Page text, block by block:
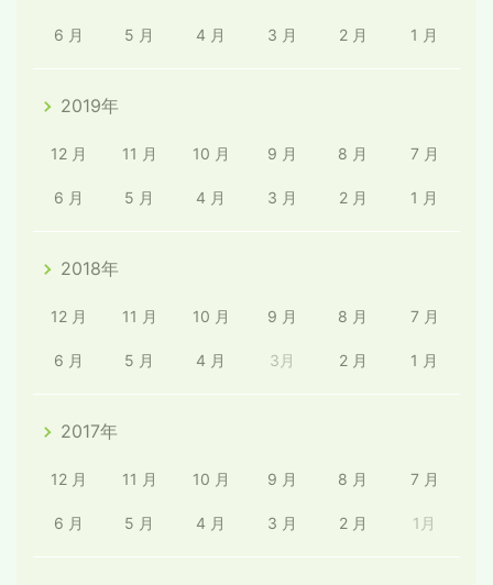
6 月 5 月 4 月 3 月 2 月 1 月
2019年
12 月 11 月 10 月 9 月 8 月 7 月
6 月 5 月 4 月 3 月 2 月 1 月
2018年
12 月 11 月 10 月 9 月 8 月 7 月
6 月 5 月 4 月 3月 2 月 1 月
2017年
12 月 11 月 10 月 9 月 8 月 7 月
6 月 5 月 4 月 3 月 2 月 1月